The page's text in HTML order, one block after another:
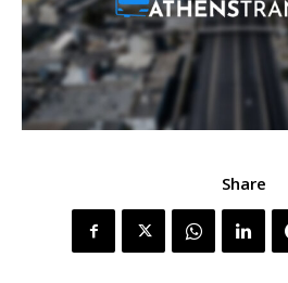
Share